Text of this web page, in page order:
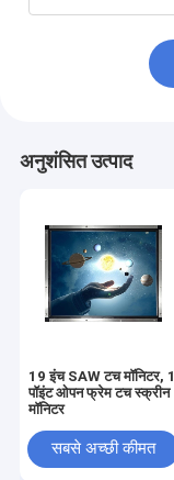
अनुशंसित उत्पाद
19 इंच SAW टच मॉनिटर, 1
पॉइंट ओपन फ्रेम टच स्क्रीन
मॉनिटर
सबसे अच्छी कीमत